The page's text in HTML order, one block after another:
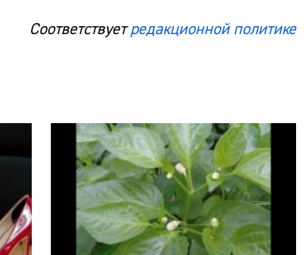
Соответствуетредакционной политике